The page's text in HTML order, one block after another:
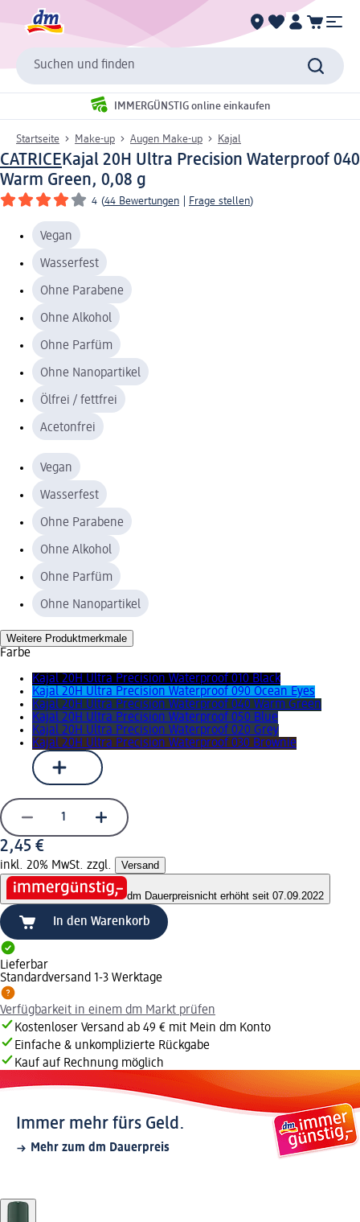
Suchen und finden
IMMERGÜNSTIG online einkaufen
Startseite Make-up Augen Make-up Kajal
CATRICE Kajal 20H Ultra Precision Waterproof 040
Warm Green, 0,08 g
4 (44 Bewertungen Frage stellen)
Vegan
Wasserfest
Ohne Parabene
Ohne Alkohol
Ohne Parfüm
Ohne Nanopartikel
Ölfrei / fettfrei
Acetonfrei
Vegan
Wasserfest
Ohne Parabene
Ohne Alkohol
Ohne Parfüm
Ohne Nanopartikel
Weitere Produktmerkmale
Farbe
Kajal 20H Ultra Precision Waterproof 010 Black
Kajal 20H Ultra Precision Waterproof 090 Ocean Eyes
Kajal 20H Ultra Precision Waterproof 040 Warm Green
Kajal 20H Ultra Precision Waterproof 050 Blue
Kajal 20H Ultra Precision Waterproof 020 Grey
Kajal 20H Ultra Precision Waterproof 030 Brownie
2,45 €
inkl. 20% MwSt. zzgl. Versand
dm Dauerpreisnicht erhöht seit 07.09.2022
In den Warenkorb
Lieferbar
Standardversand 1-3 Werktage
Verfügbarkeit in einem dm Markt prüfen
Kostenloser Versand ab 49 € mit Mein dm Konto
Einfache & unkomplizierte Rückgabe
Kauf auf Rechnung möglich
Immer mehr fürs Geld.
Mehr zum dm Dauerpreis